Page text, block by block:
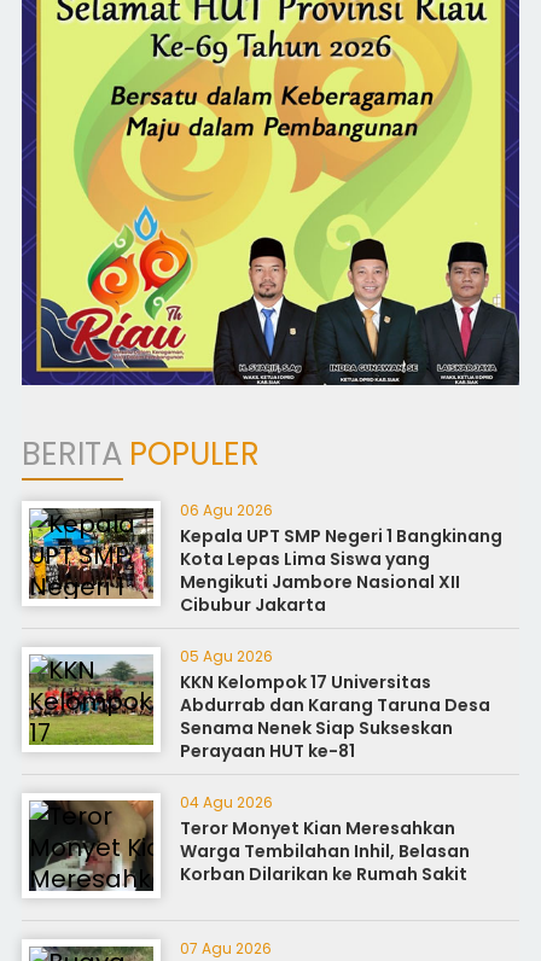
BERITA POPULER
06 Agu 2026
Kepala UPT SMP Negeri 1 Bangkinang
Kota Lepas Lima Siswa yang
Mengikuti Jambore Nasional XII
Cibubur Jakarta
05 Agu 2026
KKN Kelompok 17 Universitas
Abdurrab dan Karang Taruna Desa
Senama Nenek Siap Sukseskan
Perayaan HUT ke-81
04 Agu 2026
Teror Monyet Kian Meresahkan
Warga Tembilahan Inhil, Belasan
Korban Dilarikan ke Rumah Sakit
07 Agu 2026